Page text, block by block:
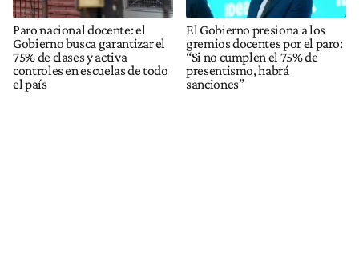
Paro nacional docente: el
Gobierno busca garantizar el
75% de clases y activa
controles en escuelas de todo
el país
El Gobierno presiona a los
gremios docentes por el paro:
“Si no cumplen el 75% de
presentismo, habrá
sanciones”